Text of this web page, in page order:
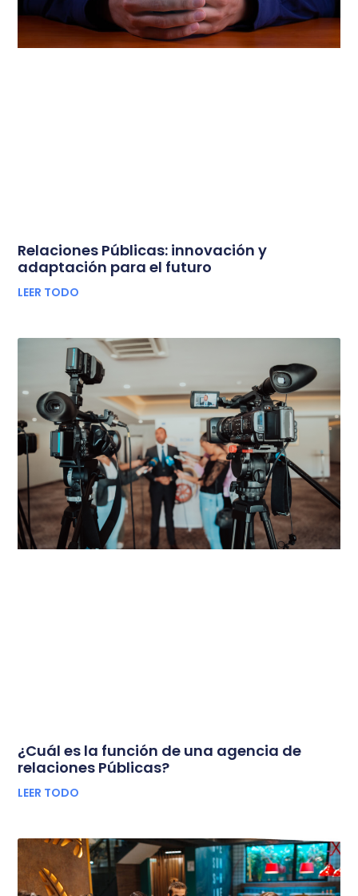
Relaciones Públicas: innovación y
adaptación para el futuro
LEER TODO
¿Cuál es la función de una agencia de
relaciones Públicas?
LEER TODO